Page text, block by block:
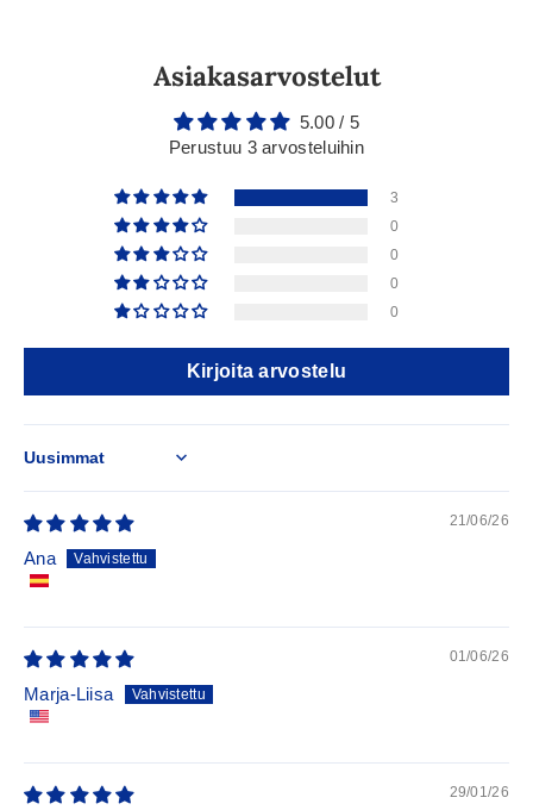
Asiakasarvostelut
5.00 / 5
Perustuu 3 arvosteluihin
3
0
0
0
0
Kirjoita arvostelu
Sort by
21/06/26
Ana
01/06/26
Marja-Liisa
29/01/26